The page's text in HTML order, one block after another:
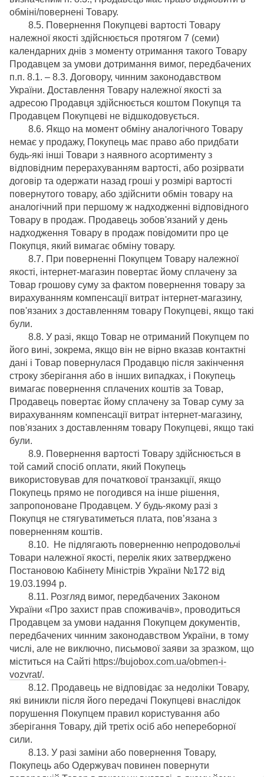
обміні/повернені Товару.
8.5. Повернення Покупцеві вартості Товару
належної якості здійснюється протягом 7 (семи)
календарних днів з моменту отримання такого Товару
Продавцем за умови дотримання вимог, передбачених
п.п. 8.1. – 8.3. Договору, чинним законодавством
України. Доставлення Товару належної якості за
адресою Продавця здійснюється коштом Покупця та
Продавцем Покупцеві не відшкодовується.
8.6. Якщо на момент обміну аналогічного Товару
немає у продажу, Покупець має право або придбати
будь-які інші Товари з наявного асортименту з
відповідним перерахуванням вартості, або розірвати
договір та одержати назад гроші у розмірі вартості
повернутого товару, або здійснити обмін товару на
аналогічний при першому ж надходженні відповідного
Товару в продаж. Продавець зобов'язаний у день
надходження Товару в продаж повідомити про це
Покупця, який вимагає обміну товару.
8.7. При поверненні Покупцем Товару належної
якості, інтернет-магазин повертає йому сплачену за
Товар грошову суму за фактом повернення товару за
вирахуванням компенсації витрат інтернет-магазину,
пов'язаних з доставленням товару Покупцеві, якщо такі
були.
8.8. У разі, якщо Товар не отриманий Покупцем по
його вині, зокрема, якщо він не вірно вказав контактні
дані і Товар повернулася Продавцю після закінчення
строку зберігання або в інших випадках, і Покупець
вимагає повернення сплачених коштів за Товар,
Продавець повертає йому сплачену за Товар суму за
вирахуванням компенсації витрат інтернет-магазину,
пов'язаних з доставленням товару Покупцеві, якщо такі
були.
8.9. Повернення вартості Товару здійснюється в
той самий спосіб оплати, який Покупець
використовував для початкової транзакції, якщо
Покупець прямо не погодився на інше рішення,
запропоноване Продавцем. У будь-якому разі з
Покупця не стягуватиметься плата, пов’язана з
поверненням коштів.
8.10. Не підлягають поверненню непродовольчі
Товари належної якості, перелік яких затверджено
Постановою Кабінету Міністрів України №172 від
19.03.1994 р.
8.11. Розгляд вимог, передбачених Законом
України «Про захист прав споживачів», проводиться
Продавцем за умови надання Покупцем документів,
передбачених чинним законодавством України, в тому
числі, але не виключно, письмової заяви за зразком, що
міститься на Сайті https://bujobox.com.ua/obmen-i-
vozvrat/.
8.12. Продавець не відповідає за недоліки Товару,
які виникли після його передачі Покупцеві внаслідок
порушення Покупцем правил користування або
зберігання Товару, дій третіх осіб або непереборної
сили.
8.13. У разі заміни або повернення Товару,
Покупець або Одержувач повинен повернути